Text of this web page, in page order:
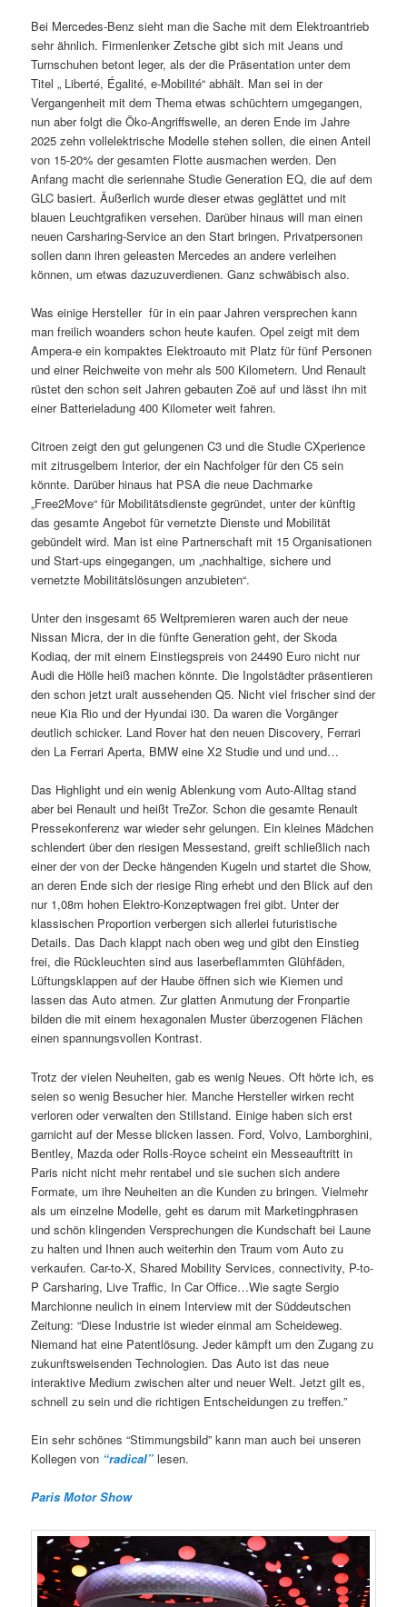
Bei Mercedes-Benz sieht man die Sache mit dem Elektroantrieb
sehr ähnlich. Firmenlenker Zetsche gibt sich mit Jeans und
Turnschuhen betont leger, als der die Präsentation unter dem
Titel „ Liberté, Égalité, e-Mobilité“ abhält. Man sei in der
Vergangenheit mit dem Thema etwas schüchtern umgegangen,
nun aber folgt die Öko-Angriffswelle, an deren Ende im Jahre
2025 zehn vollelektrische Modelle stehen sollen, die einen Anteil
von 15-20% der gesamten Flotte ausmachen werden. Den
Anfang macht die seriennahe Studie Generation EQ, die auf dem
GLC basiert. Äußerlich wurde dieser etwas geglättet und mit
blauen Leuchtgrafiken versehen. Darüber hinaus will man einen
neuen Carsharing-Service an den Start bringen. Privatpersonen
sollen dann ihren geleasten Mercedes an andere verleihen
können, um etwas dazuzuverdienen. Ganz schwäbisch also.
Was einige Hersteller für in ein paar Jahren versprechen kann
man freilich woanders schon heute kaufen. Opel zeigt mit dem
Ampera-e ein kompaktes Elektroauto mit Platz für fünf Personen
und einer Reichweite von mehr als 500 Kilometern. Und Renault
rüstet den schon seit Jahren gebauten Zoë auf und lässt ihn mit
einer Batterieladung 400 Kilometer weit fahren.
Citroen zeigt den gut gelungenen C3 und die Studie CXperience
mit zitrusgelbem Interior, der ein Nachfolger für den C5 sein
könnte. Darüber hinaus hat PSA die neue Dachmarke
„Free2Move“ für Mobilitätsdienste gegründet, unter der künftig
das gesamte Angebot für vernetzte Dienste und Mobilität
gebündelt wird. Man ist eine Partnerschaft mit 15 Organisationen
und Start-ups eingegangen, um „nachhaltige, sichere und
vernetzte Mobilitätslösungen anzubieten“.
Unter den insgesamt 65 Weltpremieren waren auch der neue
Nissan Micra, der in die fünfte Generation geht, der Skoda
Kodiaq, der mit einem Einstiegspreis von 24490 Euro nicht nur
Audi die Hölle heiß machen könnte. Die Ingolstädter präsentieren
den schon jetzt uralt aussehenden Q5. Nicht viel frischer sind der
neue Kia Rio und der Hyundai i30. Da waren die Vorgänger
deutlich schicker. Land Rover hat den neuen Discovery, Ferrari
den La Ferrari Aperta, BMW eine X2 Studie und und und…
Das Highlight und ein wenig Ablenkung vom Auto-Alltag stand
aber bei Renault und heißt TreZor. Schon die gesamte Renault
Pressekonferenz war wieder sehr gelungen. Ein kleines Mädchen
schlendert über den riesigen Messestand, greift schließlich nach
einer der von der Decke hängenden Kugeln und startet die Show,
an deren Ende sich der riesige Ring erhebt und den Blick auf den
nur 1,08m hohen Elektro-Konzeptwagen frei gibt. Unter der
klassischen Proportion verbergen sich allerlei futuristische
Details. Das Dach klappt nach oben weg und gibt den Einstieg
frei, die Rückleuchten sind aus laserbeflammten Glühfäden,
Lüftungsklappen auf der Haube öffnen sich wie Kiemen und
lassen das Auto atmen. Zur glatten Anmutung der Fronpartie
bilden die mit einem hexagonalen Muster überzogenen Flächen
einen spannungsvollen Kontrast.
Trotz der vielen Neuheiten, gab es wenig Neues. Oft hörte ich, es
seien so wenig Besucher hier. Manche Hersteller wirken recht
verloren oder verwalten den Stillstand. Einige haben sich erst
garnicht auf der Messe blicken lassen. Ford, Volvo, Lamborghini,
Bentley, Mazda oder Rolls-Royce scheint ein Messeauftritt in
Paris nicht nicht mehr rentabel und sie suchen sich andere
Formate, um ihre Neuheiten an die Kunden zu bringen. Vielmehr
als um einzelne Modelle, geht es darum mit Marketingphrasen
und schön klingenden Versprechungen die Kundschaft bei Laune
zu halten und Ihnen auch weiterhin den Traum vom Auto zu
verkaufen. Car-to-X, Shared Mobility Services, connectivity, P-to-
P Carsharing, Live Traffic, In Car Office…Wie sagte Sergio
Marchionne neulich in einem Interview mit der Süddeutschen
Zeitung: “Diese Industrie ist wieder einmal am Scheideweg.
Niemand hat eine Patentlösung. Jeder kämpft um den Zugang zu
zukunftsweisenden Technologien. Das Auto ist das neue
interaktive Medium zwischen alter und neuer Welt. Jetzt gilt es,
schnell zu sein und die richtigen Entscheidungen zu treffen.”
Ein sehr schönes “Stimmungsbild” kann man auch bei unseren
Kollegen von “radical” lesen.
Paris Motor Show